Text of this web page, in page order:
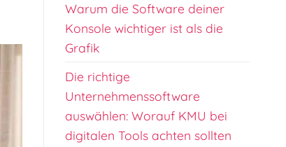
Warum die Software deiner
Konsole wichtiger ist als die
Grafik
Die richtige
Unternehmenssoftware
auswählen: Worauf KMU bei
digitalen Tools achten sollten